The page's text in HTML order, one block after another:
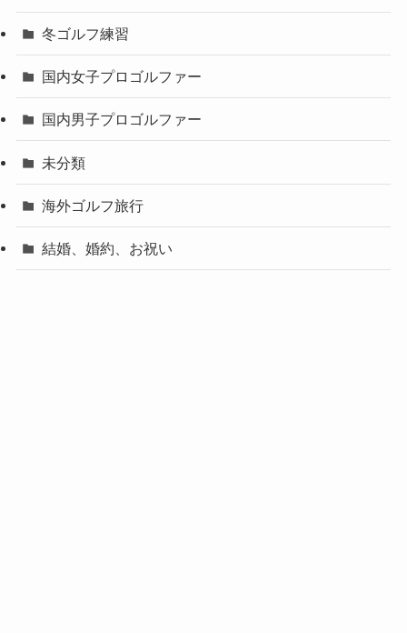
冬ゴルフ練習
国内女子プロゴルファー
国内男子プロゴルファー
未分類
海外ゴルフ旅行
結婚、婚約、お祝い